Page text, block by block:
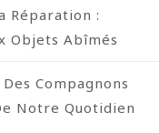
Réparation :
Objets Abîmés
Compagnons
Notre Quotidien